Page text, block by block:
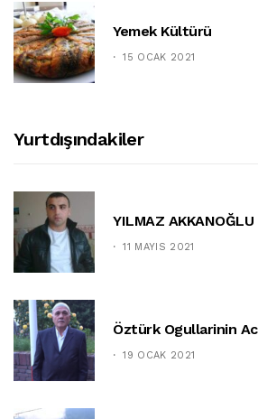
Yemek Kültürü
15 OCAK 2021
Yurtdışındakiler
YILMAZ
11 MAYIS 2021
Öztürk Ogullarinin
19 OCAK 2021